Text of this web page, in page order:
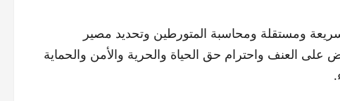
ومستقلة ومحاسبة المتورطين وتحديد مصير
على العنف واحترام حق الحياة والحرية والأمن والحماية